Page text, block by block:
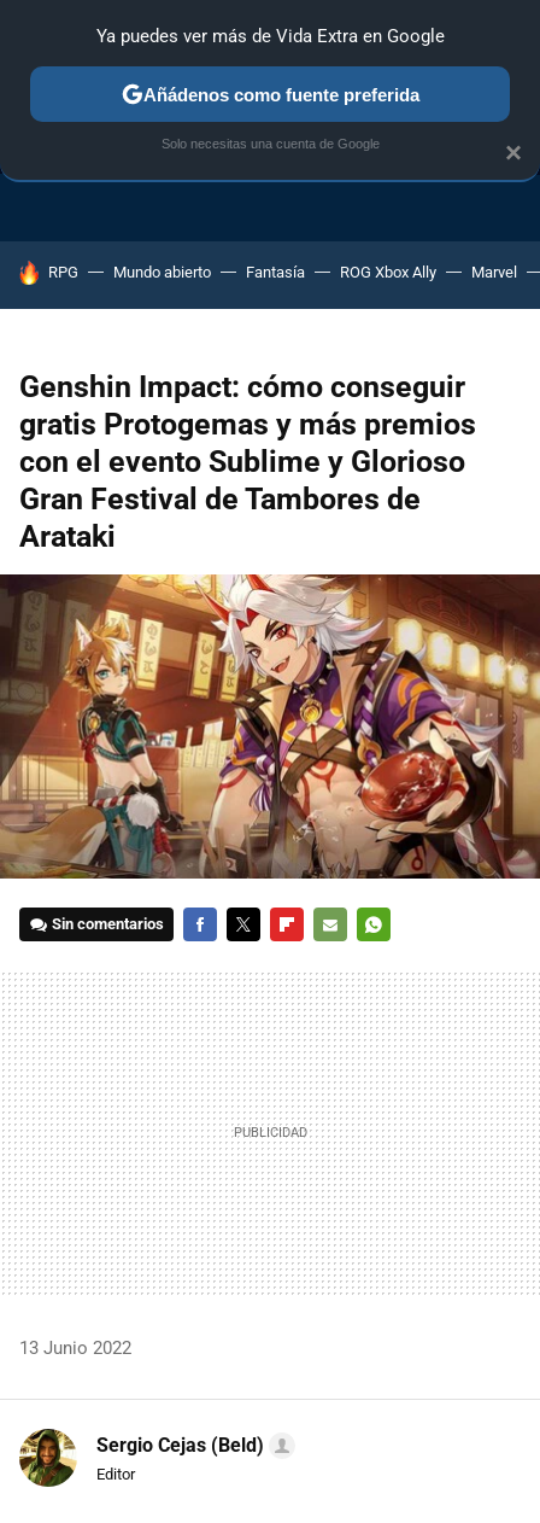
TRUCOS PC TRUCOS XBOX ONE
HOY SE HABLA DE
RPG Mundo abierto Fantasía ROG Xbox Ally Marvel
Genshin Impact: cómo conseguir
gratis Protogemas y más premios
con el evento Sublime y Glorioso
Gran Festival de Tambores de
Arataki
Sin comentarios
MAIL
13 Junio 2022
Sergio Cejas (Beld)
Editor
×
Ya puedes ver más de Vida Extra en Google
Añádenos como fuente preferida
Solo necesitas una cuenta de Google